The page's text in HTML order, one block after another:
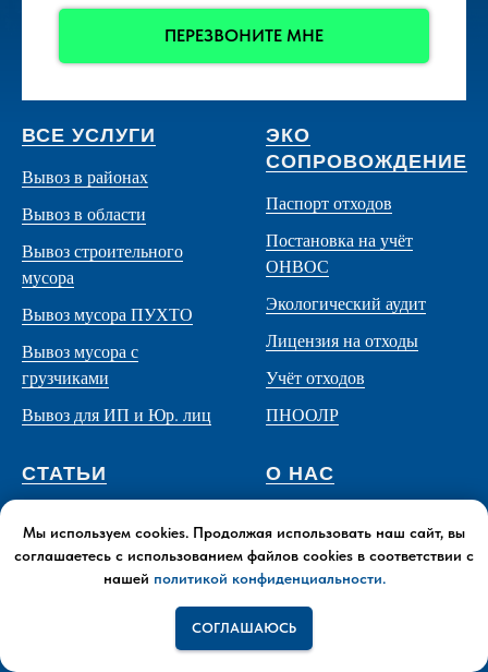
ПЕРЕЗВОНИТЕ МНЕ
ВСЕ УСЛУГИ
Вывоз в районах
Вывоз в области
Вывоз строительного
мусора
Вывоз мусора ПУХТО
Вывоз мусора с
грузчиками
Вывоз для ИП и Юр. лиц
ЭКО
СОПРОВОЖДЕНИЕ
Паспорт отходов
Постановка на учёт
ОНВОС
Экологический аудит
Лицензия на отходы
Учёт отходов
ПНООЛР
СТАТЬИ
Аренда ПУХТО
О НАС
Цены
Отзывы
Лицензия
Мы используем cookies. Продолжая использовать наш сайт, вы
соглашаетесь с использованием файлов cookies в соответствии с
нашей политикой конфиденциальности.
СОГЛАШАЮСЬ